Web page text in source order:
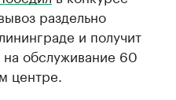
раздельно
и получит
обслуживание 60
центре.